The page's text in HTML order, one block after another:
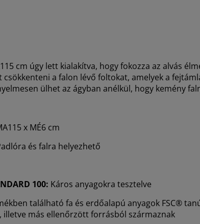
cm úgy lett kialakítva, hogy fokozza az alvás
csökkenteni a falon lévő foltokat, amelyek a
ülhet az ágyban anélkül, hogy kemény
x MÉ6 cm
és falra helyezhető
100: Káros anyagokra tesztelve
található fa és erdőalapú anyagok FSC®
más ellenőrzött forrásból származnak